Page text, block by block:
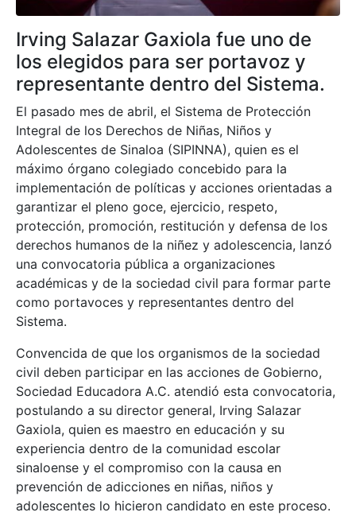
Irving Salazar Gaxiola fue uno de
los elegidos para ser portavoz y
representante dentro del Sistema.
El pasado mes de abril, el Sistema de Protección
Integral de los Derechos de Niñas, Niños y
Adolescentes de Sinaloa (SIPINNA), quien es el
máximo órgano colegiado concebido para la
implementación de políticas y acciones orientadas a
garantizar el pleno goce, ejercicio, respeto,
protección, promoción, restitución y defensa de los
derechos humanos de la niñez y adolescencia, lanzó
una convocatoria pública a organizaciones
académicas y de la sociedad civil para formar parte
como portavoces y representantes dentro del
Sistema.
Convencida de que los organismos de la sociedad
civil deben participar en las acciones de Gobierno,
Sociedad Educadora A.C. atendió esta convocatoria,
postulando a su director general, Irving Salazar
Gaxiola, quien es maestro en educación y su
experiencia dentro de la comunidad escolar
sinaloense y el compromiso con la causa en
prevención de adicciones en niñas, niños y
adolescentes lo hicieron candidato en este proceso.